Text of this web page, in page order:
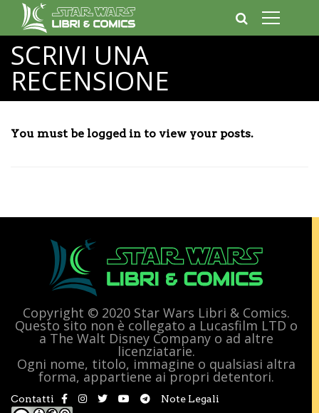
SCRIVI UNA
RECENSIONE
You must be logged in to view your posts.
Copyright © 2020 Star Wars Libri & Comics.
Questo sito non è collegato a Lucasfilm LTD o
a The Walt Disney Company o ad altre
licenziatarie.
Ogni nome, titolo, immagine o qualsiasi altra
forma, appartiene ai propri detentori.
Contatti Note Legali